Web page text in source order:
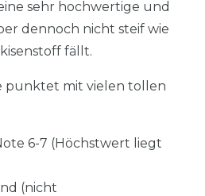
sehr hochwertige und
dennoch nicht steif wie
fällt.
punktet mit vielen tollen
6-7 (Höchstwert liegt
(nicht